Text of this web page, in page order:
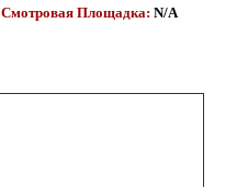
Смотровая Площадка: N/A